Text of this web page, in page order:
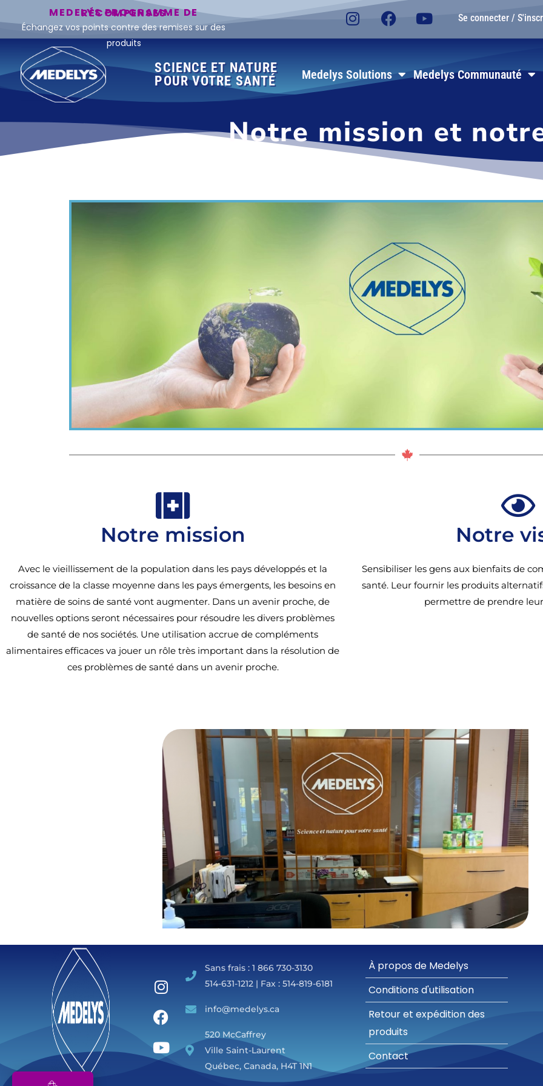
MEDELYS PROGRAMME DE RÉCOMPENSES
Échangez vos points contre des remises sur des
produits
Se connecter /
SCIENCE ET NATURE
POUR VOTRE SANTÉ
Medelys Solutions Medelys Communauté
Notre mission et
Notre mission
Avec le vieillissement de la population dans les pays développés et la
croissance de la classe moyenne dans les pays émergents, les besoins en
matière de soins de santé vont augmenter. Dans un avenir proche, de
nouvelles options seront nécessaires pour résoudre les divers problèmes
de santé de nos sociétés. Une utilisation accrue de compléments
alimentaires efficaces va jouer un rôle très important dans la résolution de
ces problèmes de santé dans un avenir proche.
Notre
Sensibiliser les gens aux bienfaits de
santé. Leur fournir les produits
permettre de prendre
Sans frais : 1 866 730-3130
514-631-1212 | Fax : 514-819-6181
info@medelys.ca
520 McCaffrey
Ville Saint-Laurent
Québec, Canada, H4T 1N1
À propos de Medelys
Conditions d'utilisation
Retour et expédition des
produits
Contact